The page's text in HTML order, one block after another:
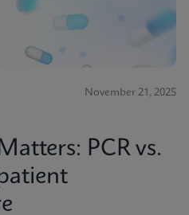
November 21, 2025
PCR vs.